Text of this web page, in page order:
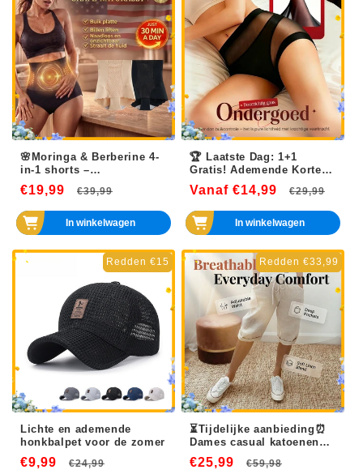
🌸Moringa & Berberine 4-
in-1 shorts –
microdeeltjes voor
vormende en
vetverbrandende werking
€19,99
Normale
prijs
€39,99 Aanbiedingsprijs
In winkelwagen
🏆 Laatste Dag: 1+1
Gratis! Ademende Korte
Onderbroeken voor
Dames
Vanaf €14,99
Normale
prijs
€29,99
In winkelwagen
Redden €15
Lichte en ademende
honkbalpet voor de zomer
€9,99
Normale
€24,99 Aanbiedingsprijs
Redden €33,99
⏳Tijdelijke aanbieding⏰
Dames casual katoenen
linnen capribroeken
€25,99
Normale
€59,98